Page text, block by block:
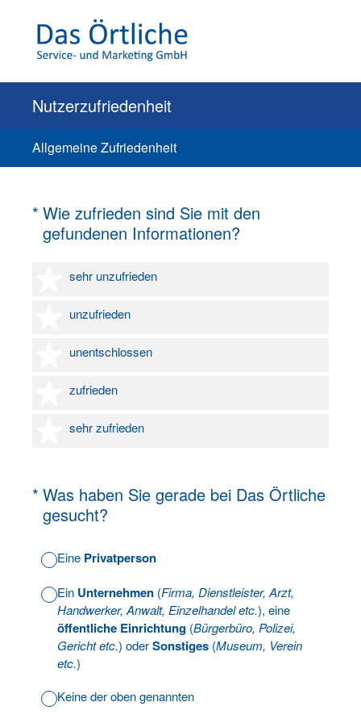
Nutzerzufriedenheit
Allgemeine Zufriedenheit
* Wie zufrieden sind Sie mit den
gefundenen Informationen?
(Erforderlich.)
sehr unzufrieden
1 Stern
unzufrieden
2 Sterne
unentschlossen
3 Sterne
zufrieden
4 Sterne
sehr zufrieden
5 Sterne
* Was haben Sie gerade bei Das Örtliche
gesucht?
(Erforderlich.)
Eine Privatperson
Ein Unternehmen (Firma, Dienstleister, Arzt,
Handwerker, Anwalt, Einzelhandel etc.), eine
öffentliche Einrichtung (Bürgerbüro, Polizei,
Gericht etc.) oderSonstiges (Museum, Verein
etc.)
Keine der oben genannten